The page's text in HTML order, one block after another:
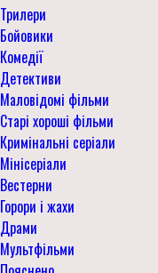
Трилери
Бойовики
Комедії
Детективи
Маловідомі фільми
Старі хороші фільми
Кримінальні серіали
Мінісеріали
Вестерни
Горори і жахи
Драми
Мультфільми